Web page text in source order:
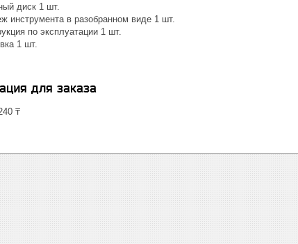
диск 1 шт.
инструмента в разобранном виде 1 шт.
по эксплуатации 1 шт.
1 шт.
для заказа
₸